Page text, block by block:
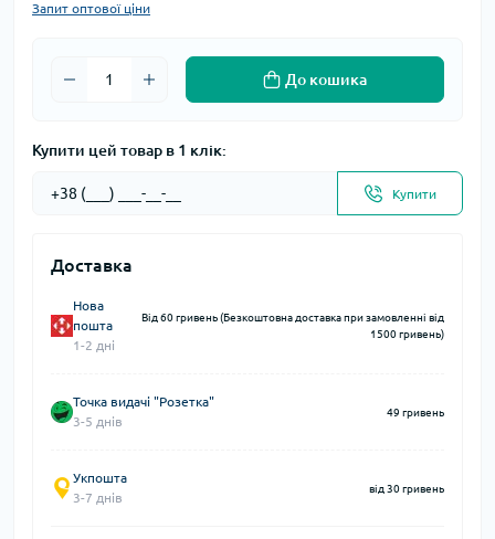
Запит оптової ціни
До кошика
Купити цей товар в 1 клік:
Купити
Доставка
Нова
пошта
1-2 дні
Від 60 гривень (Безкоштовна доставка при замовленні від
1500 гривень)
Точка видачі "Розетка"
3-5 днів
49 гривень
Укпошта
3-7 днів
від 30 гривень